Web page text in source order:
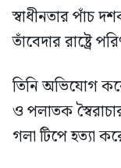
স্বাধীনতার পাঁচ
তাঁবেদার রাষ্ট্রে
তিনি অভিযোগ
ও পলাতক
গলা টিপে হত্যা